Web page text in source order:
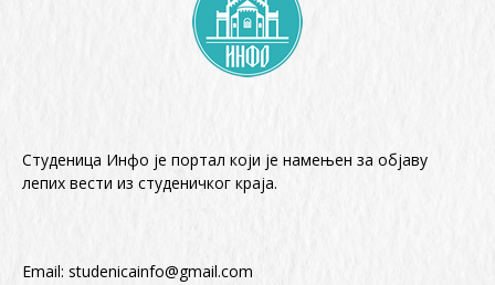
Студеница Инфо је портал који је намењен за објaву
лепих вести из студеничког краја.
Email: studenicainfo@gmail.com